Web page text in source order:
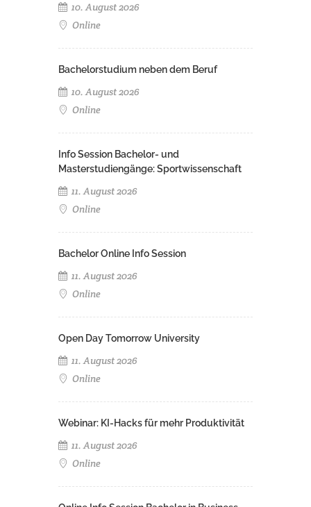
10. August 2026
Online
Bachelorstudium neben dem Beruf
10. August 2026
Online
Info Session Bachelor- und
Masterstudiengänge: Sportwissenschaft
11. August 2026
Online
Bachelor Online Info Session
11. August 2026
Online
Open Day Tomorrow University
11. August 2026
Online
Webinar: KI-Hacks für mehr Produktivität
11. August 2026
Online